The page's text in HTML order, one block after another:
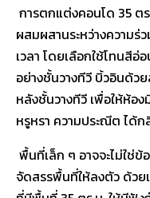
การตกแต่งคอนโด 35 ต
ผสมผสานระหว่างความร่
เวลา โดยเลือกใช้โทนสีอ่
อย่างชั้นวางทีวี บิ้วอินด้
หลังชั้นวางทีวี เพื่อให้ห้อ
หรูหรา ความประณีต ได้
พื้นที่เล็ก ๆ อาจจะไม่ใช่ข้
จัดสรรพื้นที่ให้ลงตัว ด้วย